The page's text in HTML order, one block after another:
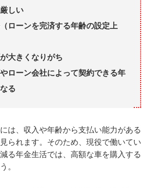
しい
ローンを完済する年齢の設定上
大きくなりがち
ローン会社によって契約できる年
る
は、収入や年齢から支払い能力がある
られます。そのため、現役で働いてい
る年金生活では、高額な車を購入する
。